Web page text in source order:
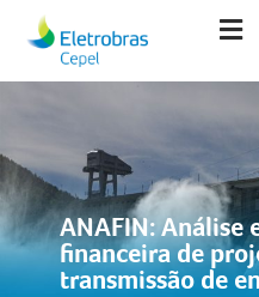
ANAFIN: Análise
financeira de
transmissão de